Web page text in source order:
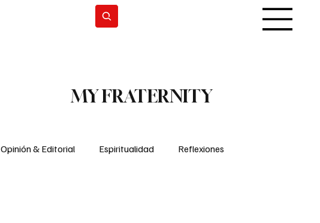
MY FRATERNITY
Opinión & Editorial Espiritualidad Reflexiones